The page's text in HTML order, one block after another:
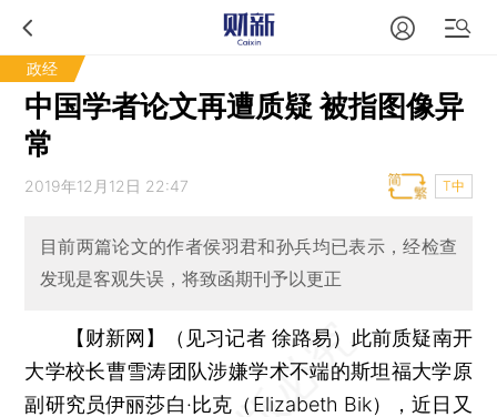
政经
中国学者论文再遭质疑 被指图像异
常
2019年12月12日 22:47 T中
目前两篇论文的作者侯羽君和孙兵均已表示，经检查
发现是客观失误，将致函期刊予以更正
【财新网】（见习记者 徐路易） 此前质疑南开
大学校长曹雪涛团队涉嫌学术不端的斯坦福大学原
副研究员伊丽莎白·比克（Elizabeth Bik），近日又